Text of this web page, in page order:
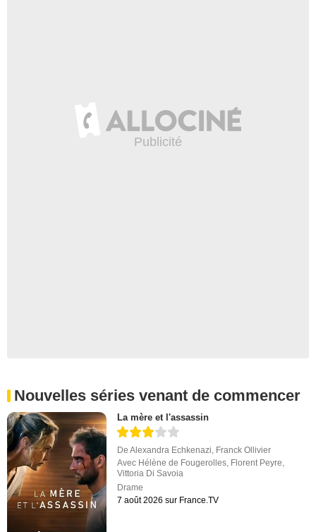
Nouvelles séries venant de commencer
La mère et l'assassin
DeAlexandra Echkenazi, Franck Ollivier
Avec Hélène de Fougerolles, Florent Peyre,
Vittoria Di Savoia
Drame
7 août 2026 sur France.TV